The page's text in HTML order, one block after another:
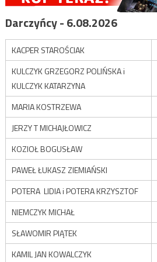
Darczyńcy - 6.08.2026
KACPER STAROŚCIAK
KULCZYK GRZEGORZ POLIŃSKA i
KULCZYK KATARZYNA
MARIA KOSTRZEWA
JERZY T MICHAJŁOWICZ
KOZIOŁ BOGUSŁAW
PAWEŁ ŁUKASZ ZIEMIAŃSKI
POTERA LIDIA i POTERA KRZYSZTOF
NIEMCZYK MICHAŁ
SŁAWOMIR PIĄTEK
KAMIL JAN KOWALCZYK